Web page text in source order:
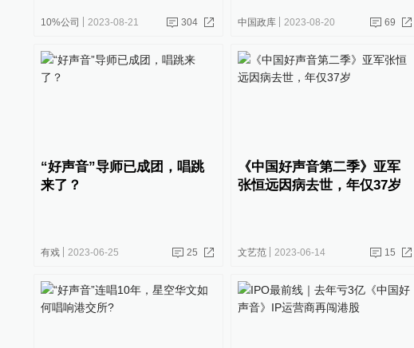
10%公司 2023-08-21 304 中国政库 2023-08-20 69
“好声音”导师已成团，唱跳
来了？
有戏 2023-06-25 25
《中国好声音第二季》亚军
张恒远因病去世，年仅37岁
文艺范 2023-06-14 15